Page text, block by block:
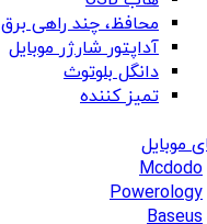
محافظ، چند راهی برق
آداپتور شارژر موبایل
دانگل بلوتوث
تمیز کننده
موبایل
Mcdodo
Powerology
Baseus